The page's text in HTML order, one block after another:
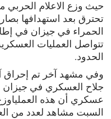
حيث وزع الاعلام الحربي
تحترق بعد استهدافها
الحمراء في جيزان في
تتواصل العمليات
الحدود.
وفي مشهد آخر تم إحراق
جلاح العسكري في جيزان
عسكري أن هذه العملياوزع
السبت مشاهد لعدد من